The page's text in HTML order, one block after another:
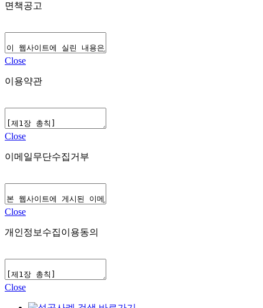
면책공고
Close
이용약관
Close
이메일무단수집거부
Close
개인정보수집이용동의
Close